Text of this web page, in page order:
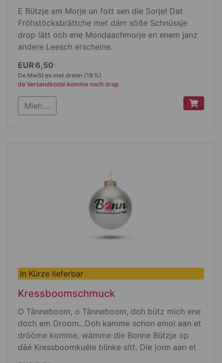
E Bützje am Morje un fott sen die Sorje! Dat
Fröhstöcksbrättche met däm söße Schnüssje
drop lätt och ene Mondaachmorje en enem janz
andere Leesch erscheine.
Produktdetails
Original RICOLOR® Fröhstöcksbrättche
Melaminharz
Jröße L 235 mm x B 145 mm x 2 mm
EUR 6,50
De MwSt es met drenn (19 %)
de Versandkoste komme noch drop
Mieh....
In Kürze lieferbar
Kressboomschmuck
O Tänneboom, o Tänneboom, doh bütz mich ene
doch em Droom...Doh kamme schon emol aan et
drööme komme, wämme die Bonne Bützje op
däé Kressboomkuéle blinke sitt. Die jonn aan et